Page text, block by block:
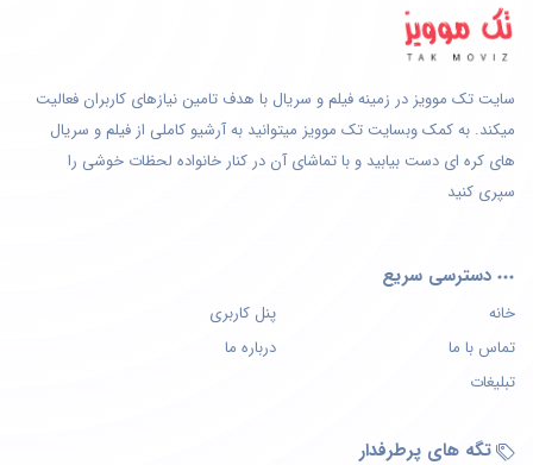
سایت تک موویز در زمینه فیلم و سریال با هدف تامین نیازهای کاربران فعالیت
میکند. به کمک وبسایت تک موویز میتوانید به آرشیو کاملی از فیلم و سریال
های کره ای دست بیابید و با تماشای آن در کنار خانواده لحظات خوشی را
سپری کنید
دسترسی سریع
خانه
پنل کاربری
تماس با ما
درباره ما
تبلیغات
تگه های پرطرفدار